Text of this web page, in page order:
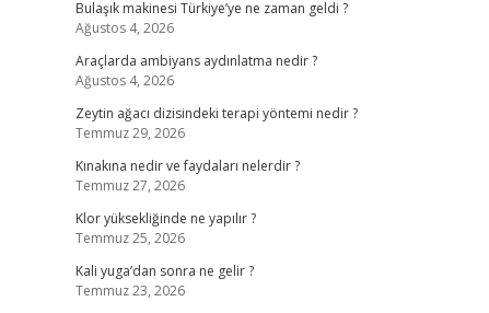
Bulaşık makinesi Türkiye’ye ne zaman geldi ?
Ağustos 4, 2026
Araçlarda ambiyans aydınlatma nedir ?
Ağustos 4, 2026
Zeytin ağacı dizisindeki terapi yöntemi nedir ?
Temmuz 29, 2026
Kınakına nedir ve faydaları nelerdir ?
Temmuz 27, 2026
Klor yüksekliğinde ne yapılır ?
Temmuz 25, 2026
Kali yuga’dan sonra ne gelir ?
Temmuz 23, 2026